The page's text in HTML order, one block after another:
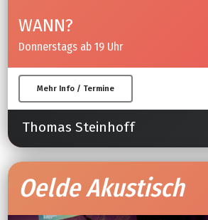
WANN?
Donnerstags ab 19 Uhr
Mehr Info / Termine
Thomas Steinhoff
Oelde Akustisch